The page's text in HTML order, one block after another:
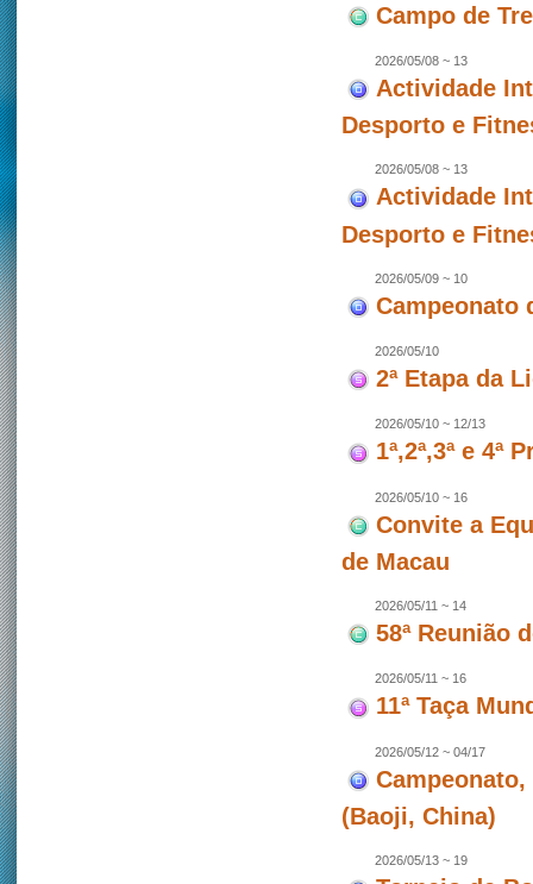
Campo de
2026/05/08 ~ 13
Actividade
Desporto e
2026/05/08 ~ 13
Actividade
Desporto e
2026/05/09 ~ 10
Campeonato
2026/05/10
2ª Etapa da
2026/05/10 ~ 12/13
1ª,2ª,3ª e 4ª
2026/05/10 ~ 16
Convite a
de Macau
2026/05/11 ~ 14
58ª Reunião
2026/05/11 ~ 16
11ª Taça
2026/05/12 ~ 04/17
(Baoji, China)
2026/05/13 ~ 19